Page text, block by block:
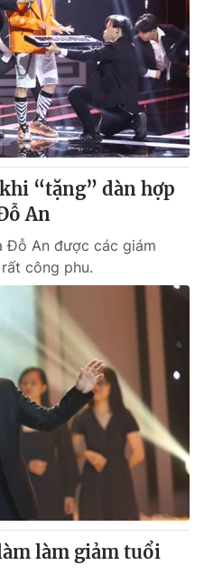
“tặng” dàn hợp
An
Đỗ An được các giám
công phu.
làm giảm tuổi